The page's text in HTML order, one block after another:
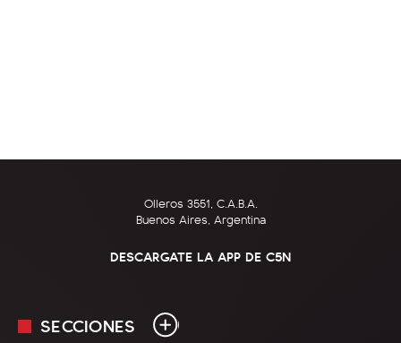
Olleros 3551, C.A.B.A.
Buenos Aires, Argentina
DESCARGATE LA APP DE C5N
SECCIONES